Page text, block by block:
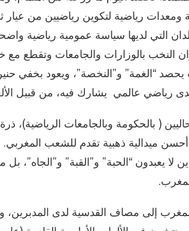
ومعدات رياضية لتكوين رياضيين من
التي لديها سياسة عمومية رياضية
النخب بالوزارات والجامعات وتقطع
“الغمة” و”النخصة”، ويعود بخفي
رياضي عالمي يشارك فيه، من قبيل
( بالحكومة وبالجامعات الرياضية)،
أحسن ميدالية ذهبية تقدم للشعب
لا يعبدون “الحبة” و”القبة” و”الجاه”، بل
إلى مصاف القدسية لدى